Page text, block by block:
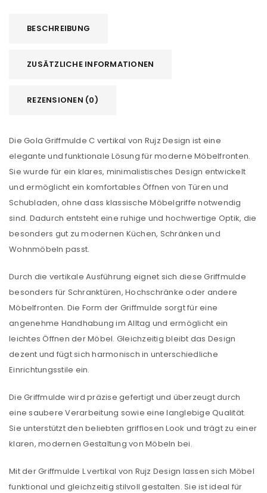
BESCHREIBUNG
ZUSÄTZLICHE INFORMATIONEN
REZENSIONEN (0)
Die Gola Griffmulde C vertikal von Rujz Design ist eine
elegante und funktionale Lösung für moderne Möbelfronten.
Sie wurde für ein klares, minimalistisches Design entwickelt
und ermöglicht ein komfortables Öffnen von Türen und
Schubladen, ohne dass klassische Möbelgriffe notwendig
sind. Dadurch entsteht eine ruhige und hochwertige Optik, die
besonders gut zu modernen Küchen, Schränken und
Wohnmöbeln passt.
Durch die vertikale Ausführung eignet sich diese Griffmulde
besonders für Schranktüren, Hochschränke oder andere
Möbelfronten. Die Form der Griffmulde sorgt für eine
angenehme Handhabung im Alltag und ermöglicht ein
leichtes Öffnen der Möbel. Gleichzeitig bleibt das Design
dezent und fügt sich harmonisch in unterschiedliche
Einrichtungsstile ein.
Die Griffmulde wird präzise gefertigt und überzeugt durch
eine saubere Verarbeitung sowie eine langlebige Qualität.
Sie unterstützt den beliebten griff­losen Look und trägt zu einer
klaren, modernen Gestaltung von Möbeln bei.
Mit der Griffmulde L vertikal von Rujz Design lassen sich Möbel
funktional und gleichzeitig stilvoll gestalten. Sie ist ideal für